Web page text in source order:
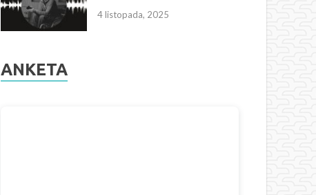
4 listopada, 2025
ANKETA